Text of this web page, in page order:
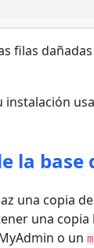
filas
la base
una copia
una copia
o un